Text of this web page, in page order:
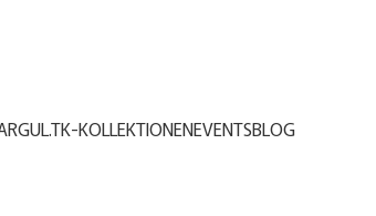
KOLLEKTIONENEVENTSBLOG